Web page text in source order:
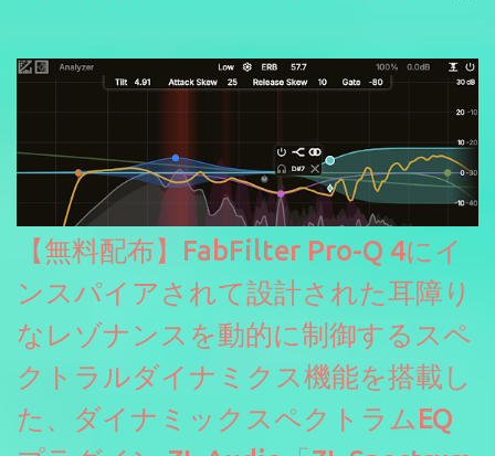
【無料配布】FabFilter Pro-Q 4にイ
ンスパイアされて設計された耳障り
なレゾナンスを動的に制御するスペ
クトラルダイナミクス機能を搭載し
た、ダイナミックスペクトラムEQ